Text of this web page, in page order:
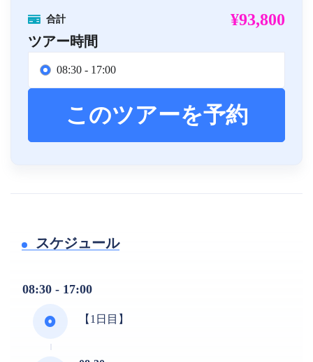
合計 ¥93,800
ツアー時間
08:30 - 17:00
このツアーを予約
スケジュール
08:30 - 17:00
【1日目】